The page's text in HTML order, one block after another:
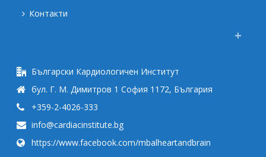
Контакти
Български Кардиологичен Институт
бул. Г. М. Димитров 1 София 1172, България
+359-2-4026-333
info@cardiacinstitute.bg
https://www.facebook.com/mbalheartandbrain